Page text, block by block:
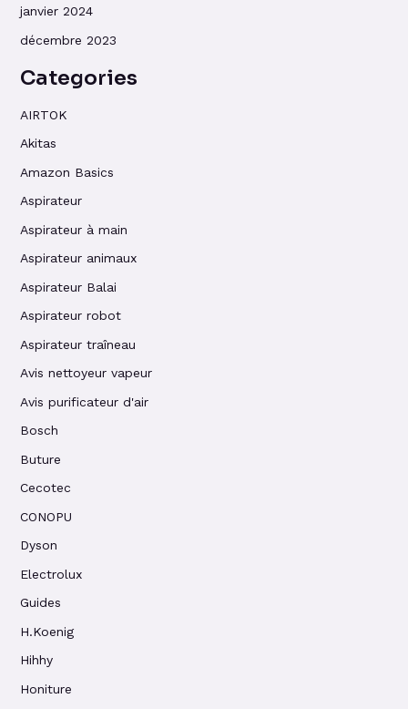
janvier 2024
décembre 2023
Categories
AIRTOK
Akitas
Amazon Basics
Aspirateur
Aspirateur à main
Aspirateur animaux
Aspirateur Balai
Aspirateur robot
Aspirateur traîneau
Avis nettoyeur vapeur
Avis purificateur d'air
Bosch
Buture
Cecotec
CONOPU
Dyson
Electrolux
Guides
H.Koenig
Hihhy
Honiture